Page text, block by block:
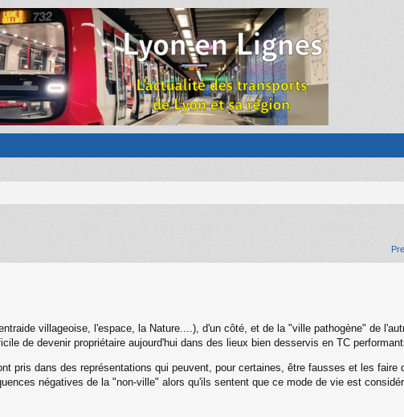
villageoise, l'espace, la Nature....), d'un côté, et de la "ville pathogène" de
de devenir propriétaire aujourd'hui dans des lieux bien desservis en TC
pris dans des représentations qui peuvent, pour certaines, être fausses et les faire
négatives de la "non-ville" alors qu'ils sentent que ce mode de vie est